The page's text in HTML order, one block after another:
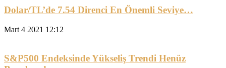
Dolar/TL’de 7.54 Direnci En Önemli Seviye…
Mart 4 2021 12:12
S&P500 Endeksinde Yükseliş Trendi Henüz